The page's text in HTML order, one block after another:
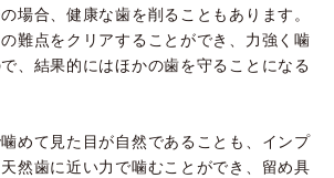
場合、健康な歯を削ることもあります。
難点をクリアすることができ、力強く噛
、結果的にはほかの歯を守ることになる
めて見た目が自然であることも、インプ
然歯に近い力で噛むことができ、留め具